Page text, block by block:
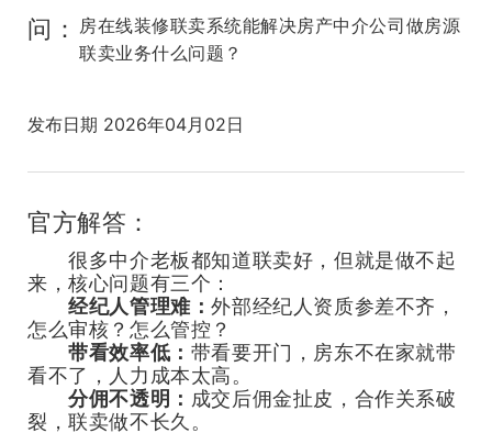
问：
房在线装修联卖系统能解决房产中介公司做房源
联卖业务什么问题？
发布日期 2026年04月02日
官方解答：
很多中介老板都知道联卖好，但就是做不起
来，核心问题有三个：
经纪人管理难：外部经纪人资质参差不齐，
怎么审核？怎么管控？
带看效率低： 带看要开门，房东不在家就带
看不了，人力成本太高。
分佣不透明： 成交后佣金扯皮，合作关系破
裂，联卖做不长久。